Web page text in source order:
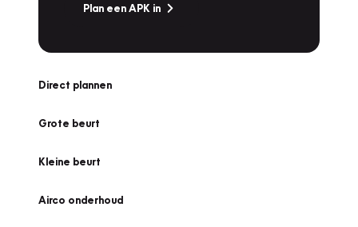
Plan een APK in
Direct plannen
Grote beurt
Kleine beurt
Airco onderhoud